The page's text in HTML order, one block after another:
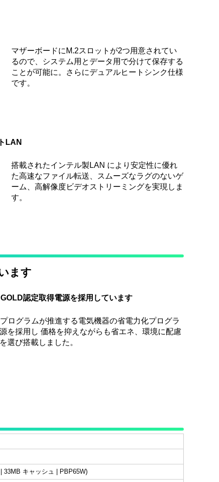
マザーボードにM.2スロットが2つ用意されてい
るので、システム用とデータ用で分けて保存する
ことが可能に。さらにデュアルヒートシンク仕様
です。
LAN
搭載されたインテル製LAN により安定性に優れ
た高速なファイル転送、スムーズなラグのないゲ
ーム、高解像度ビデオストリーミングを実現しま
す。
ます
認定取得電源を採用しています
ログラムが推進する電気機器の省電力化プログラ
を採用し 価格を抑えながらも省エネ、環境に配慮
選び搭載しました。
33MB キャッシュ | PBP65W)